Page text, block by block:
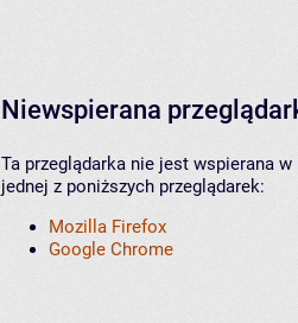
Niewspierana
Ta przeglądarka nie jest wspierana
jednej z poniższych przeglądarek:
Mozilla Firefox
Google Chrome